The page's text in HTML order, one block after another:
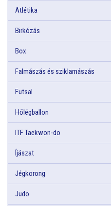
Atlétika
Birkózás
Box
Falmászás és sziklamászás
Futsal
Hőlégballon
ITF Taekwon-do
Íjászat
Jégkorong
Judo